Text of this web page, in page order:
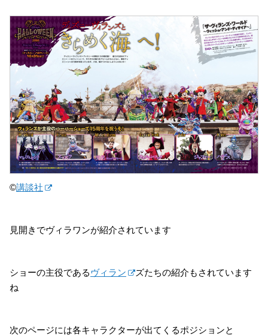
©講談社
見開きでヴィラワンが紹介されています
ショーの主役であるヴィラン
ズたちの紹介もされています
ね
次のページには各キャラクターが出てくるポジションと